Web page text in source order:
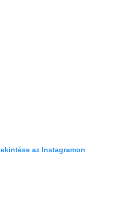
az Instagramon